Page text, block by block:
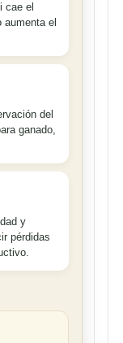
cae el
el
del
ganado,
y
pérdidas